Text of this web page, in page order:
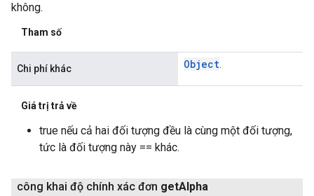
không.
Tham số
Chi phí khác Object
Giá trị trả về
true nếu cả hai đối tượng đều là cùng một đối tượng,
tức là đối tượng này == khác.
công khai độ chính xác đơn getAlpha